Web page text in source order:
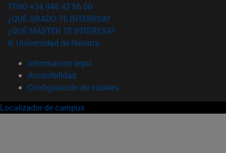
TFNO +34 948 42 56 00
¿QUÉ GRADO TE INTERESA?
¿QUÉ MÁSTER TE INTERESA?
© Universidad de Navarra
Información legal
Accesibilidad
Configuración de cookies
Localizador de campus